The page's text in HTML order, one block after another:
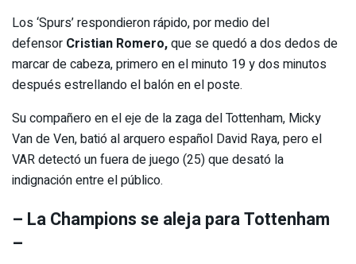
Los ‘Spurs’ respondieron rápido, por medio del
defensor Cristian Romero,que se quedó a dos dedos de
marcar de cabeza, primero en el minuto 19 y dos minutos
después estrellando el balón en el poste.
Su compañero en el eje de la zaga del Tottenham, Micky
Van de Ven, batió al arquero español David Raya, pero el
VAR detectó un fuera de juego (25) que desató la
indignación entre el público.
– La Champions se aleja para Tottenham
–